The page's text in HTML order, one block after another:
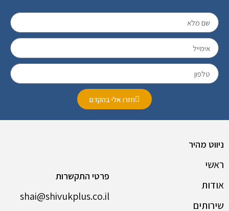
חזרו אלי בהקדם
ניווט מהיר
ראשי
אודות
שירותים
פרטי התקשרות
shai@shivukplus.co.il